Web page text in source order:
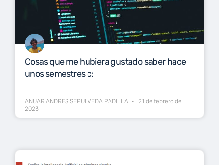
Cosas que me hubiera gustado saber hace
unos semestres c:
ANUAR ANDRES SEPULVEDA PADILLA
21 de febrero de
2023